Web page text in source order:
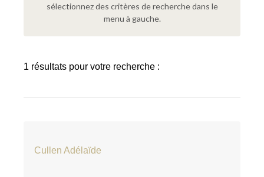
sélectionnez des critères de recherche dans le
menu à gauche.
1 résultats pour votre recherche :
Cullen Adélaïde